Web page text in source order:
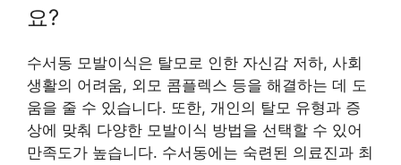
요?
수서동 모발이식은 탈모로 인한 자신감 저하, 사회
생활의 어려움, 외모 콤플렉스 등을 해결하는 데 도
움을 줄 수 있습니다. 또한, 개인의 탈모 유형과 증
상에 맞춰 다양한 모발이식 방법을 선택할 수 있어
만족도가 높습니다. 수서동에는 숙련된 의료진과 최